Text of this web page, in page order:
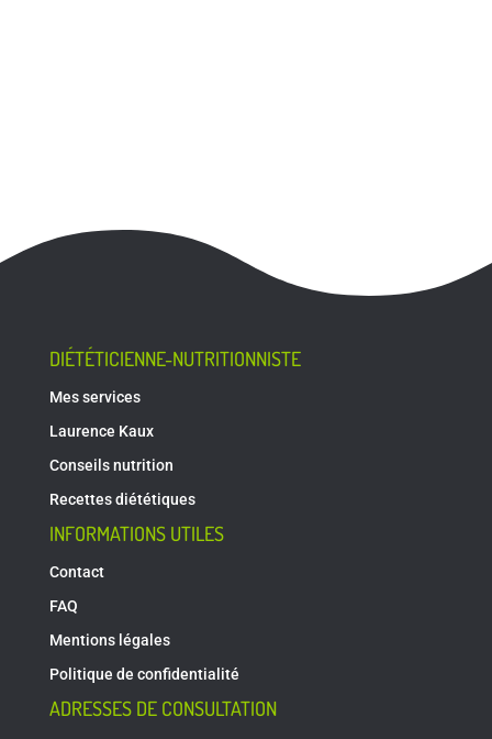
DIÉTÉTICIENNE-NUTRITIONNISTE
Mes services
Laurence Kaux
Conseils nutrition
Recettes diététiques
INFORMATIONS UTILES
Contact
FAQ
Mentions légales
Politique de confidentialité
ADRESSES DE CONSULTATION